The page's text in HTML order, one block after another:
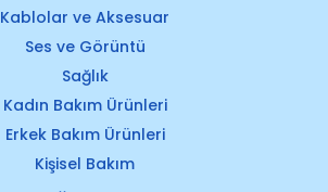
Kablolar ve Aksesuar
Ses ve Görüntü
Sağlık
Kadın Bakım Ürünleri
Erkek Bakım Ürünleri
Kişisel Bakım